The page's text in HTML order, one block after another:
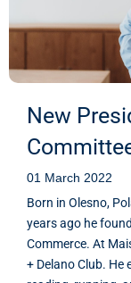
New
01 March 2022
Born in Olesno,
years ago he
Commerce. At
+ Delano Club.